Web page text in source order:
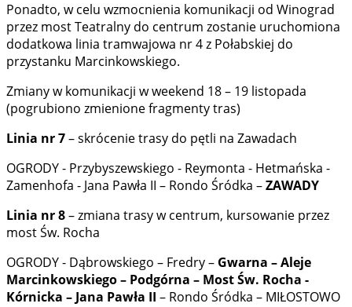
Ponadto, w celu wzmocnienia komunikacji od Winograd
przez most Teatralny do centrum zostanie uruchomiona
dodatkowa linia tramwajowa nr 4 z Połabskiej do
przystanku Marcinkowskiego.
Zmiany w komunikacji w weekend 18 – 19 listopada
(pogrubiono zmienione fragmenty tras)
Linia nr 7– skrócenie trasy do pętli na Zawadach
OGRODY - Przybyszewskiego - Reymonta - Hetmańska -
Zamenhofa - Jana Pawła II – Rondo Śródka –ZAWADY
Linia nr 8– zmiana trasy w centrum, kursowanie przez
most Św. Rocha
OGRODY - Dąbrowskiego – Fredry – Gwarna – Aleje
Marcinkowskiego – Podgórna – Most Św. Rocha -
Kórnicka – Jana Pawła II – Rondo Śródka – MIŁOSTOWO